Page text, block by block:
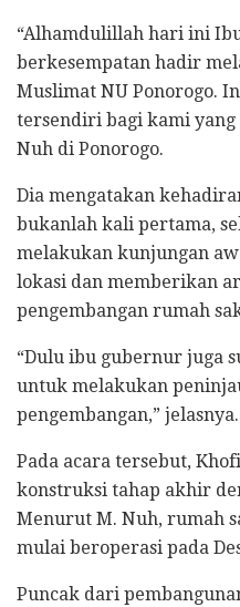
“Alhamdulillah hari ini
berkesempatan hadir
Muslimat NU Ponorogo.
tersendiri bagi kami
Nuh di Ponorogo.
Dia mengatakan
bukanlah kali pertama,
melakukan kunjungan
lokasi dan memberikan
pengembangan rumah
“Dulu ibu gubernur juga
untuk melakukan
pengembangan,” jelasnya.
Pada acara tersebut,
konstruksi tahap akhir
Menurut M. Nuh, rumah
mulai beroperasi pada
Puncak dari